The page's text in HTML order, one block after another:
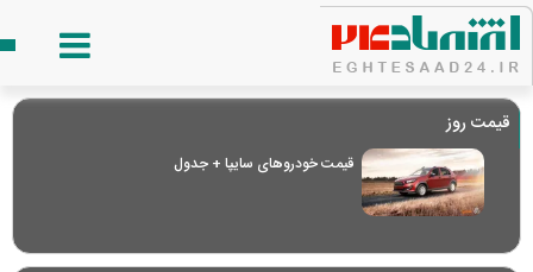
قیمت روز
قیمت خودرو‌های سایپا + جدول